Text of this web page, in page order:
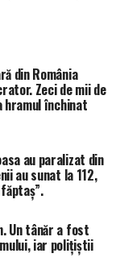
din România
Zeci de mii de
închinat
au paralizat din
au sunat la 112,
Un tânăr a fost
iar polițiștii